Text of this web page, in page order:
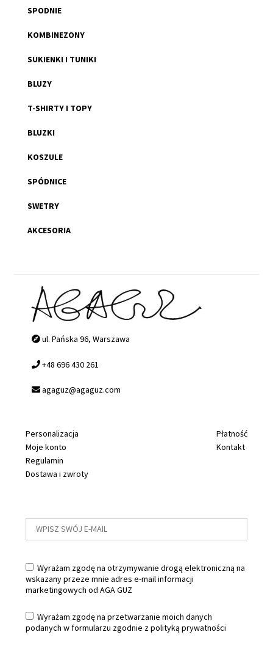
SPODNIE
KOMBINEZONY
SUKIENKI I TUNIKI
BLUZY
T-SHIRTY I TOPY
BLUZKI
KOSZULE
SPÓDNICE
SWETRY
AKCESORIA
ul. Pańska 96, Warszawa
+48 696 430 261
agaguz@agaguz.com
Personalizacja
Moje konto
Regulamin
Dostawa i zwroty
Płatność
Kontakt
Wyrażam zgodę na otrzymywanie drogą elektroniczną na
wskazany przeze mnie adres e-mail informacji
marketingowych od AGA GUZ
Wyrażam zgodę na przetwarzanie moich danych
podanych w formularzu zgodnie zpolityką prywatności